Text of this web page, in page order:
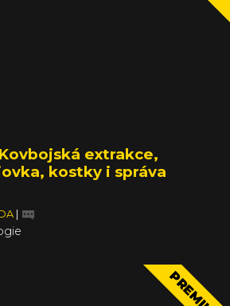
extrakce,
kostky i správa